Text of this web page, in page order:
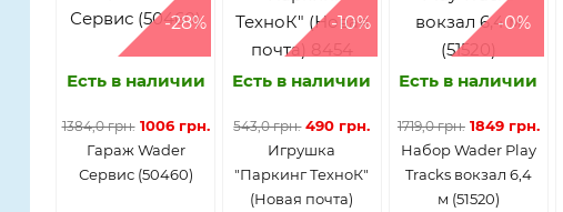
-28%
Есть в наличии
1384,0 грн. 1006 грн.
Гараж Wader
Сервис (50460)
-10%
Есть в наличии
543,0 грн. 490 грн.
Игрушка
"Паркинг ТехноК"
(Новая почта)
-0%
Есть в наличии
1719,0 грн. 1849 грн.
Набор Wader Play
Tracks вокзал 6,4
м (51520)